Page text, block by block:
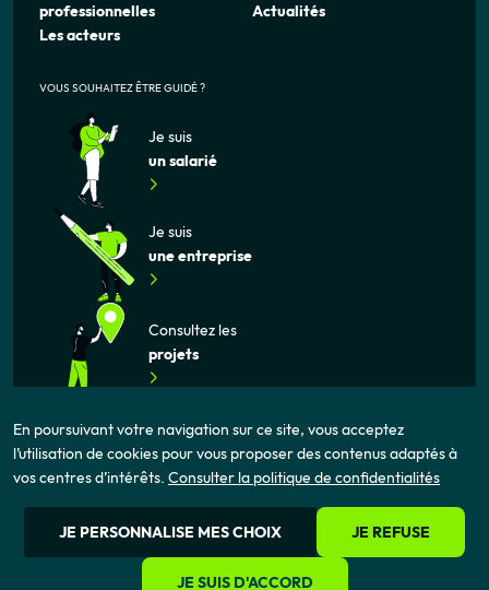
En poursuivant votre navigation sur ce site, vous acceptez
l’utilisation de cookies pour vous proposer des contenus adaptés à
vos centres d’intérêts. Consulter la politique de confidentialités
JE PERSONNALISE MES CHOIX JE REFUSE
JE SUIS D'ACCORD
professionnelles
Les acteurs
Actualités
VOUS SOUHAITEZ ÊTRE GUIDÉ ?
Je suis
un salarié
Je suis
une entreprise
Consultez les
projets